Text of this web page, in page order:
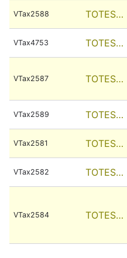
VTax2588 TOTES…
VTax4753 TOTES…
VTax2587 TOTES…
VTax2589 TOTES…
VTax2581 TOTES…
VTax2582 TOTES…
VTax2584 TOTES…